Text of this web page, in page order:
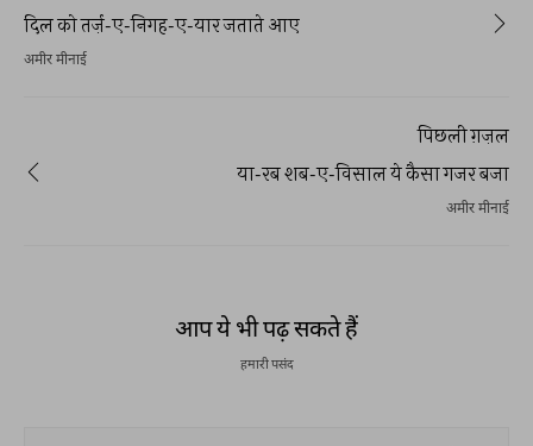
दिल को तर्ज़-ए-निगह-ए-यार जताते आए
अमीर मीनाई
पिछली ग़ज़ल
या-रब शब-ए-विसाल ये कैसा गजर बजा
अमीर मीनाई
आप ये भी पढ़ सकते हैं
हमारी पसंद